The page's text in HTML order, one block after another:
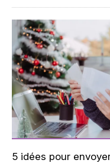
5 idées pour